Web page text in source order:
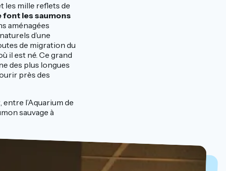
les mille reflets de
font les saumons
aménagées
d’une
de migration du
il est né. Ce grand
des plus longues
près des
, entre l’Aquarium de
sauvage à